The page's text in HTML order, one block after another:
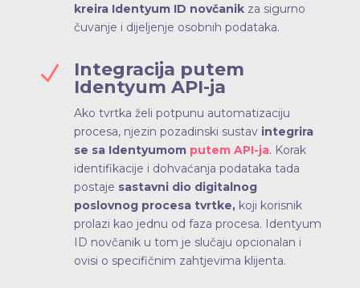
kreira Identyum ID novčanikza sigurno
čuvanje i dijeljenje osobnih podataka.
N
Integracija putem
Identyum API-ja
Ako tvrtka želi potpunu automatizaciju
procesa, njezin pozadinski sustav integrira
se sa Identyumom putem API-ja. Korak
identifikacije i dohvaćanja podataka tada
postaje sastavni dio digitalnog
poslovnog procesa tvrtke,koji korisnik
prolazi kao jednu od faza procesa. Identyum
ID novčanik u tom je slučaju opcionalan i
ovisi o specifičnim zahtjevima klijenta.